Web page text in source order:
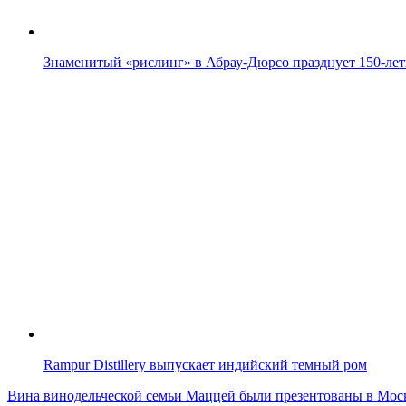
Знаменитый «рислинг» в Абрау-Дюрсо празднует 150-
Rampur Distillery выпускает индийский темный ром
Навигация
Вина винодельческой семьи Маццей были презентованы в